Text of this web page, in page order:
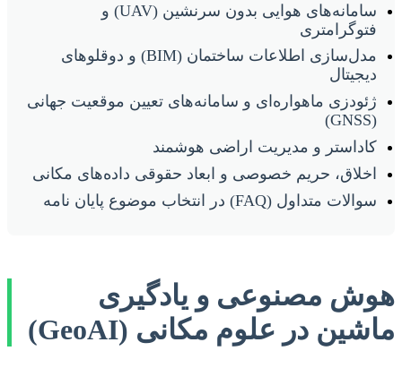
سامانه‌های هوایی بدون سرنشین (UAV) و
فتوگرامتری
مدل‌سازی اطلاعات ساختمان (BIM) و دوقلوهای
دیجیتال
ژئودزی ماهواره‌ای و سامانه‌های تعیین موقعیت جهانی
(GNSS)
کاداستر و مدیریت اراضی هوشمند
اخلاق، حریم خصوصی و ابعاد حقوقی داده‌های مکانی
سوالات متداول (FAQ) در انتخاب موضوع پایان نامه
هوش مصنوعی و یادگیری
ماشین در علوم مکانی (GeoAI)